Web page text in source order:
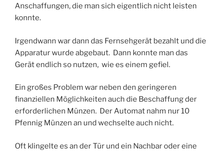
Anschaffungen, die man sich eigentlich nicht leisten
konnte.
Irgendwann war dann das Fernsehgerät bezahlt und die
Apparatur wurde abgebaut. Dann konnte man das
Gerät endlich so nutzen, wie es einem gefiel.
Ein großes Problem war neben den geringeren
finanziellen Möglichkeiten auch die Beschaffung der
erforderlichen Münzen. Der Automat nahm nur 10
Pfennig Münzen an und wechselte auch nicht.
Oft klingelte es an der Tür und ein Nachbar oder eine